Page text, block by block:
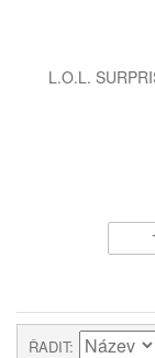
L.O.L.
ŘADIT